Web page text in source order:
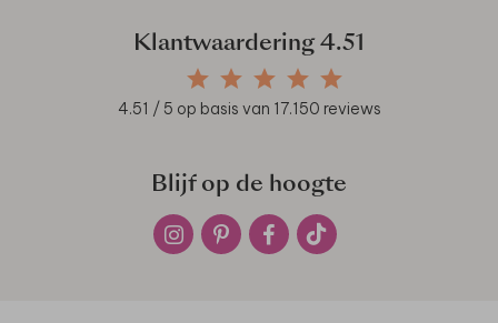
Klantwaardering 4.51
4.51 / 5 op basis van 17.150 reviews
Blijf op de hoogte